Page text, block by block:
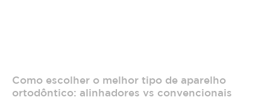
Como escolher o melhor tipo de aparelho
ortodôntico: alinhadores vs convencionais